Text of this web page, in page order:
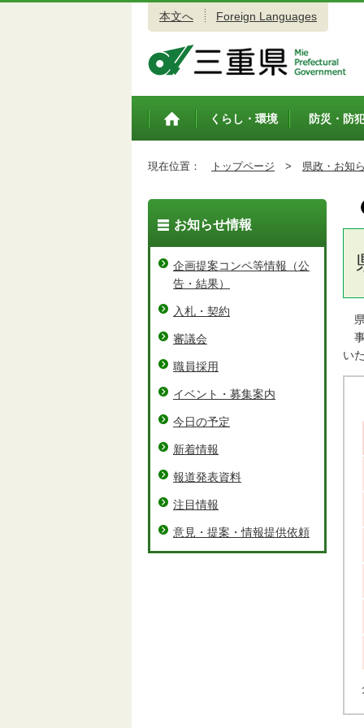
本文へ Foreign Languages
トップペ
くらし・環境 防災・防
現在位置： トップページ > 県政・お知
県
事
い
お知らせ情報
企画提案コンペ等情報（公
告・結果）
入札・契約
審議会
職員採用
イベント・募集案内
今日の予定
新着情報
報道発表資料
注目情報
意見・提案・情報提供依頼